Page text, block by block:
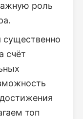
роль
существенно
счёт
топ